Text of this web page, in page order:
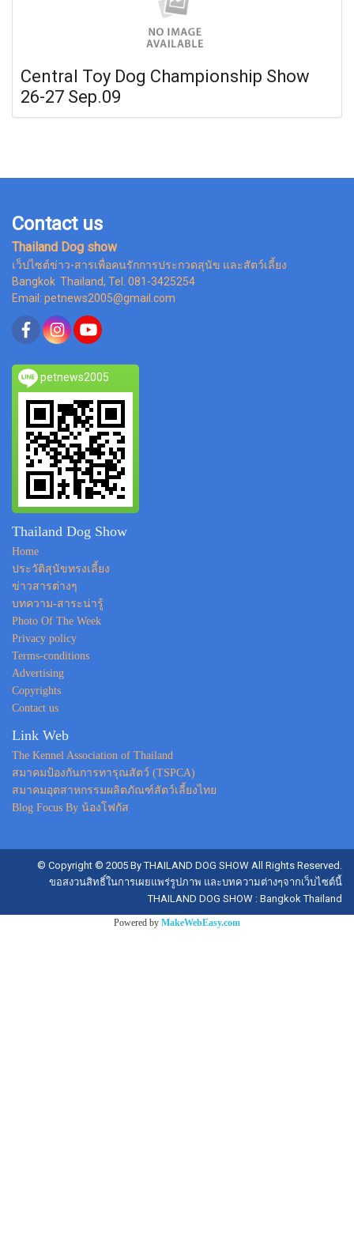
Central Toy Dog Championship Show
26-27 Sep.09
Contact us
Thailand Dog show
เว็ปไซต์ข่าว-สารเพื่อคนรักการประกวดสุนัข และสัตว์เลี้ยง
Bangkok Thailand, Tel. 081-3425254
Email: petnews2005@gmail.com
petnews2005
Thailand Dog Show
Home
ประวัติสุนัขทรงเลี้ยง
ข่าวสารต่างๆ
บทความ-สาระน่ารู้
Photo Of The Week
Privacy policy
Terms-conditions
Advertising
Copyrights
Contact us
Link Web
The Kennel Association of Thailand
สมาคมป้องกันการทารุณสัตว์ (TSPCA)
สมาคมอุตสาหกรรมผลิตภัณฑ์สัตว์เลี้ยงไทย
Blog Focus By น้องโฟกัส
© Copyright © 2005 By THAILAND DOG SHOW All Rights Reserved.
ขอสงวนสิทธิ์ในการเผยแพร่รูปภาพ และบทความต่างๆจากเว็บไซต์นี้
THAILAND DOG SHOW : Bangkok Thailand
Powered by MakeWebEasy.com